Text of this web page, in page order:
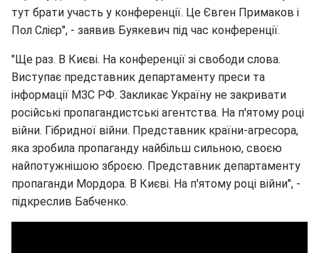
тут брати участь у конференції. Це Євген Примаков і
Пол Слієр", - заявив Буякевич під час конференції.
"Ще раз. В Києві. На конференції зі свободи слова.
Виступає представник департаменту преси та
інформації МЗС РФ. Закликає Україну не закривати
російські пропагандистські агентства. На п'ятому році
війни. Гібридної війни. Представник країни-агресора,
яка зробила пропаганду найбільш сильною, своєю
найпотужнішою зброєю. Представник департаменту
пропаганди Мордора. В Києві. На п'ятому році війни", -
підкреслив Бабченко.